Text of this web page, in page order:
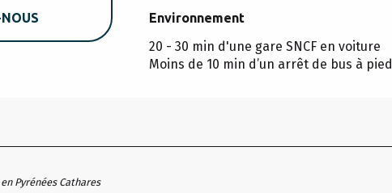
Environnement
Environnement
20 - 30 min d'une gare SNCF en voiture
Moins de 10 min d’un arrêt de bus à pied
Pyrénées Cathares